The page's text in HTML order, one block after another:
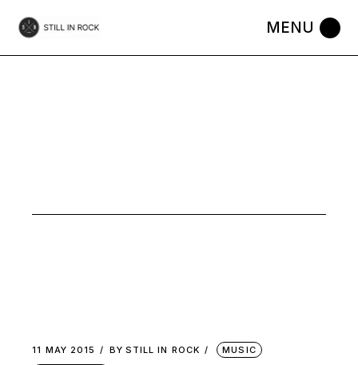
the
11 MAY 2015 BY STILL IN ROCK
MUSIC